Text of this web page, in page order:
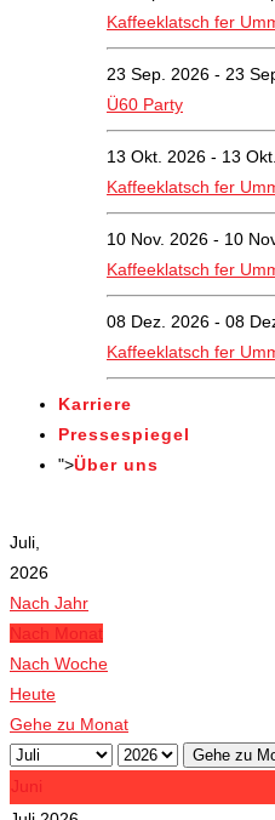
Kaffeeklatsch fer
23 Sep. 2026 - 23
Ü60 Party
13 Okt. 2026 - 13
Kaffeeklatsch fer
10 Nov. 2026 - 10
Kaffeeklatsch fer
08 Dez. 2026 - 08
Kaffeeklatsch fer
Karriere
Pressespiegel
">Über uns
Juli,
2026
Nach Jahr
Nach Monat
Nach Woche
Heute
Gehe zu Monat
Gehe zu
Juni